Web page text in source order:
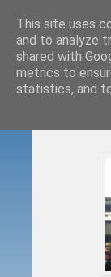
2015. 03. 25.
This site uses
and to analyze
shared with
metrics to
statistics, and